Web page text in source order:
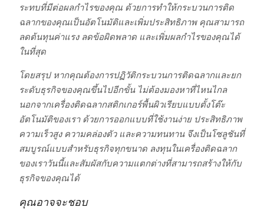
ระทบที่มีต่อผลกำไรของคุณ ด้วยการทำให้กระบวนการติด
ฉลากของคุณเป็นอัตโนมัติและเพิ่มประสิทธิภาพ คุณสามารถ
ลดต้นทุนค่าแรง ลดข้อผิดพลาด และเพิ่มผลกำไรของคุณได้
ในที่สุด
โดยสรุป หากคุณต้องการปฏิวัติกระบวนการติดฉลากและยก
ระดับธุรกิจของคุณขึ้นไปอีกขั้น ไม่ต้องมองหาที่ไหนไกล
นอกจากเครื่องติดฉลากสติกเกอร์พื้นผิวเรียบแบบตั้งโต๊ะ
อัตโนมัติของเรา ด้วยการออกแบบที่ใช้งานง่าย ประสิทธิภาพ
ความเร็วสูง ความคล่องตัว และความทนทาน จึงเป็นโซลูชันที่
สมบูรณ์แบบสำหรับธุรกิจทุกขนาด ลงทุนในเครื่องติดฉลาก
ของเราวันนี้และสัมผัสกับความแตกต่างที่สามารถสร้างให้กับ
ธุรกิจของคุณได้
คุณอาจจะชอบ